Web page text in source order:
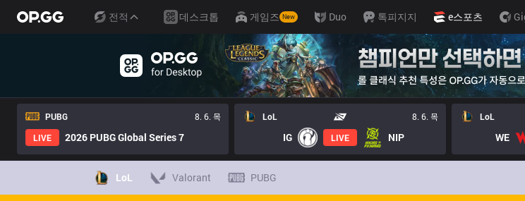
전적 데스크톱 게임즈 New Duo 톡피지지 e스포츠
PUBG
8. 6. 목
LIVE
2026 PUBG Global Series 7
LoL 8. 6. 목
IG LIVE NIP
LoL
WE
LoL Valorant PUBG